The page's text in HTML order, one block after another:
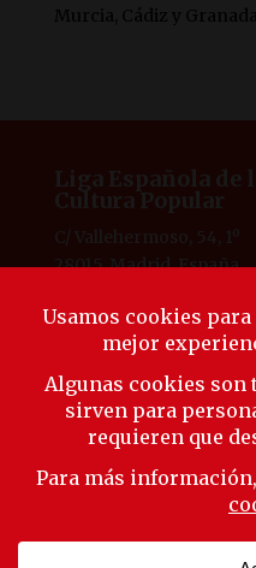
Murcia, Cádiz y Granada.
28015, Madrid, España
© Liga Educación
Privacidad|